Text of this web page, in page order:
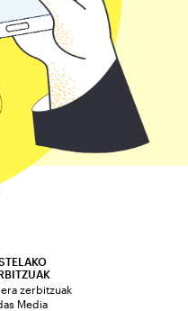
zerbitzuak
Media